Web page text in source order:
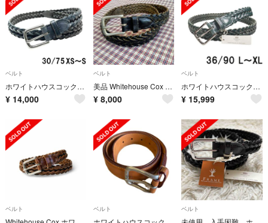
ベルト
ホワイトハウスコックス28mmナローメッシュベルト紺ネイビー30/75 XS～Ｓ
¥ 14,000
ベルト
美品 Whitehouse Cox レザーメッシュベルト
¥ 8,000
ベルト
ホワイトハウスコックス32mmメッシュベルト36/90 L～XLネイビー紺WHC
¥ 15,999
ベルト ベルト ベルト